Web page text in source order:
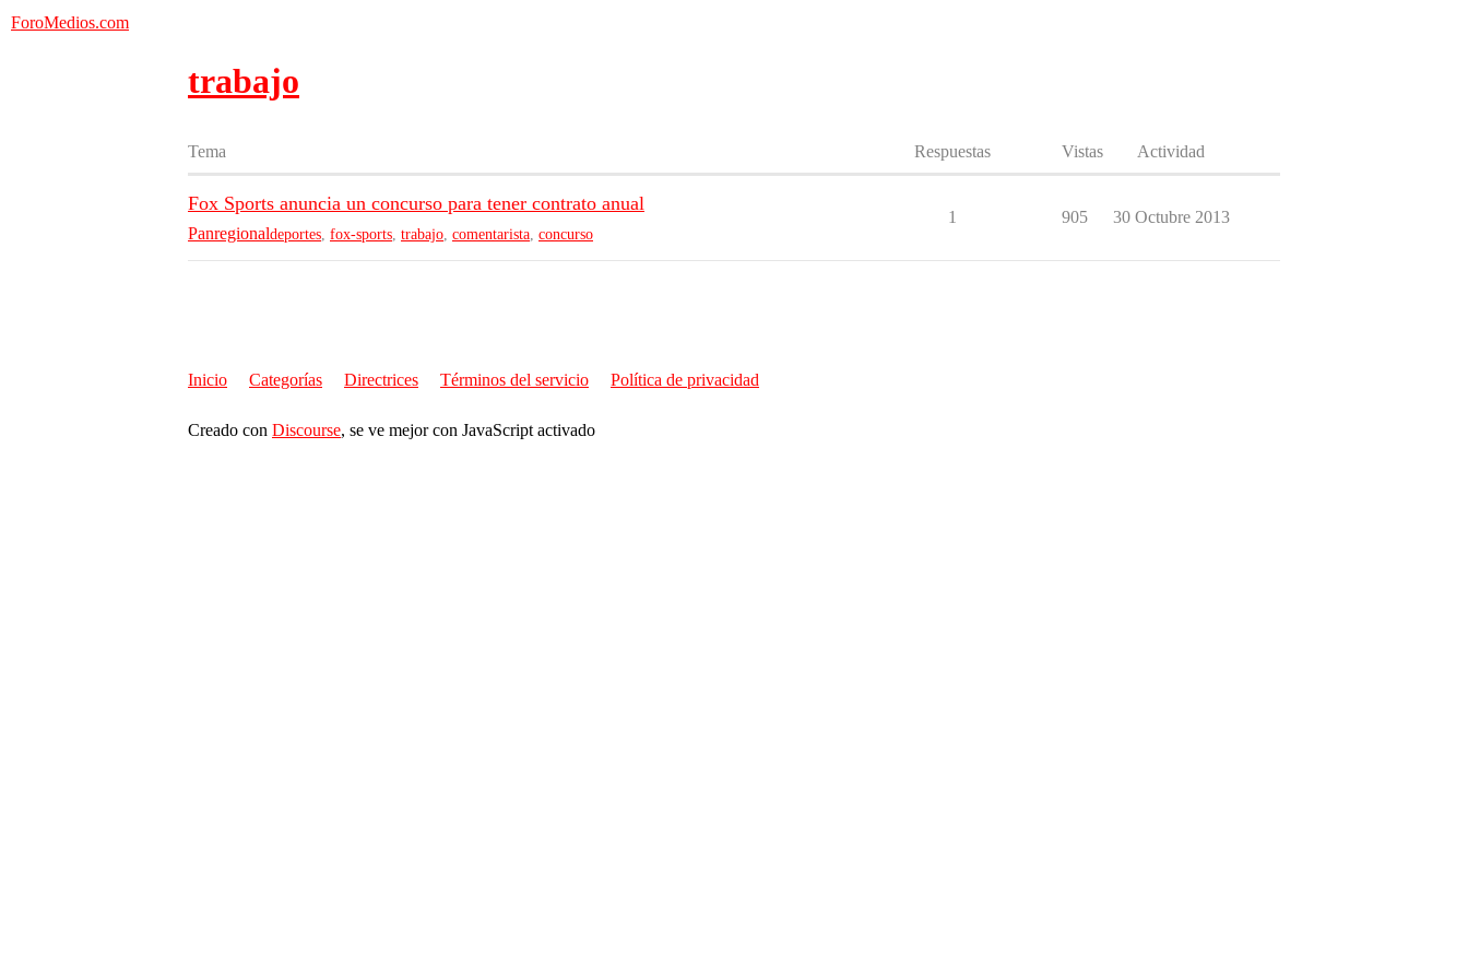
ForoMedios.com
trabajo
Tema Respuestas Vistas Actividad
Fox Sports anuncia un concurso para tener contrato anual
Panregionaldeportes fox-sports trabajo comentarista concurso
1 905 30 Octubre 2013
Inicio Categorías Directrices Términos del servicio Política de privacidad
Creado con Discourse, se ve mejor con JavaScript activado